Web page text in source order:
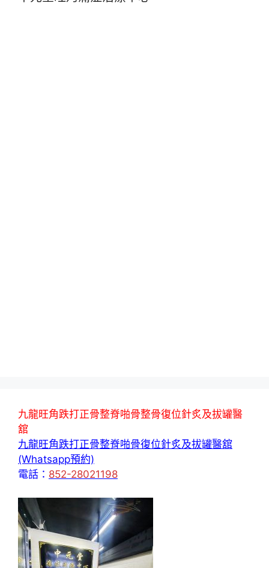
九龍旺角跌打正骨整脊啪骨整骨復位針炙及拔罐醫
舘
九龍旺角跌打正骨整脊啪骨復位針炙及拔罐醫舘
(Whatsapp預約)
電話： 852-28021198